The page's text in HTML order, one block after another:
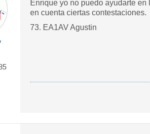
Enrique yo no puedo ayudarte
en cuenta ciertas contestaciones.
73. EA1AV Agustin